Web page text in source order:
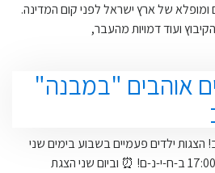
של ארץ ישראל לפני קום המדינה.
ועוד דמויות מהעבר,
אוהבים "במבנה"
ילדים פעמיים בשבוע בימים שני
ורביעי לכל המשפחה! בשעה 17:00 ב-ח-י-נ-ם! ⏰ וביום שני הצגת